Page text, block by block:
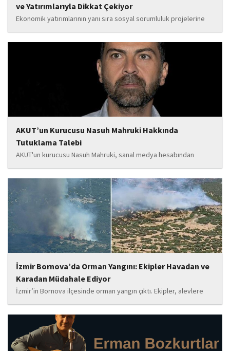
ve Yatırımlarıyla Dikkat Çekiyor
Ekonomik yatırımlarının yanı sıra sosyal sorumluluk projelerine
de önem veren Babat'ın, eğitim alanında bir lise ile iki okulun
yapımına katkı sunduğu, ayrıca Şırnak'ın çeşitli noktalarında
tamamlanan ve yapımı devam eden...
AKUT’un Kurucusu Nasuh Mahruki Hakkında
Tutuklama Talebi
AKUT'un kurucusu Nasuh Mahruki, sanal medya hesabından
yaptığı '15 Temmuz' paylaşımı nedeniyle 'Halkı kin ve düşmanlığa
tahrik veya aşağılama' suçundan gözaltına alındı. Mahruki,
tutuklama talebiyle Sulh Ceza Hakimliği'ne sevk edildi.
İzmir Bornova’da Orman Yangını: Ekipler Havadan ve
Karadan Müdahale Ediyor
İzmir’in Bornova ilçesinde orman yangın çıktı. Ekipler, alevlere
havadan ve karadan müdahale ediyor.